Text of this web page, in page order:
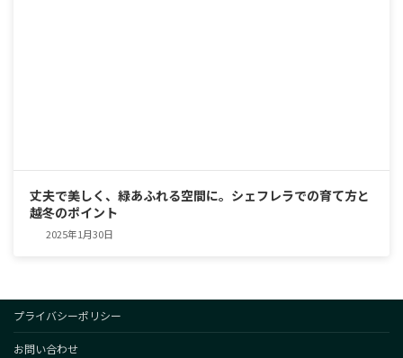
丈夫で美しく、緑あふれる空間に。シェフレラでの育て方と
越冬のポイント
2025年1月30日
プライバシーポリシー
お問い合わせ